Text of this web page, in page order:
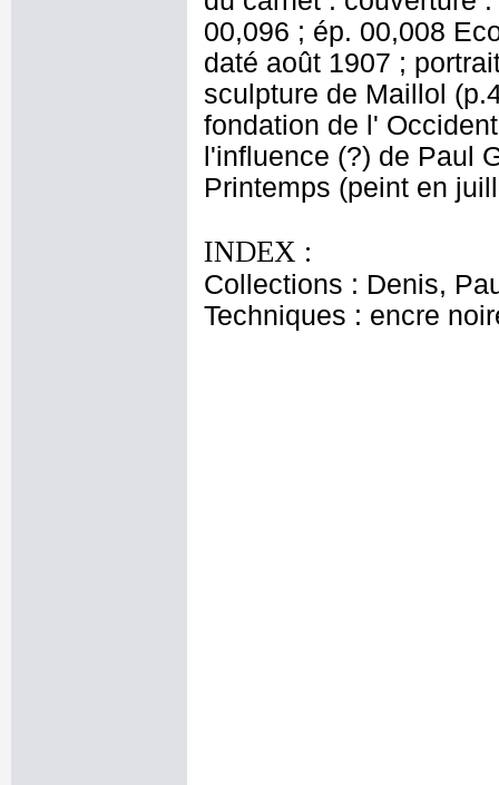
00,096 ; ép. 00,008
daté août 1907 ;
sculpture de Maillol
fondation de l'
l'influence (?) de Paul
Printemps (peint en
INDEX :
Collections : Denis,
Techniques : encre